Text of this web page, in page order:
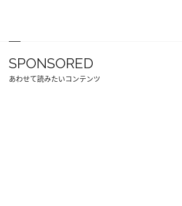
SPONSORED
あわせて読みたいコンテンツ